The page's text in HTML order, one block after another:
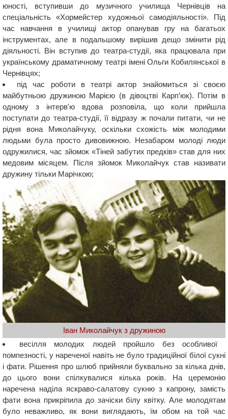
юності, вступивши до музичного училища Чернівців на
спеціальність «Хормейстер художньої самодіяльності». Під
час навчання в училищі актор опанував гру на багатьох
інструментах, але в подальшому вирішив дещо змінити рід
діяльності. Він вступив до театра-студії, яка працювала при
українському драматичному театрі імені Ольги Кобилянської в
Чернівцях;
під час роботи в театрі актор знайомиться зі своєю
майбутньою дружиною Марією (в дівоцтві Карп’юк). Потім в
одному з інтерв'ю вдова розповіла, що коли прийшла
поступати до театра-студії, її відразу ж почали питати, чи не
рідня вона Миколайчуку, оскільки схожість між молодими
людьми була просто дивовижною. Незабаром молоді люди
одружилися, час зйомок «Тіней забутих предків» став для них
медовим місяцем. Після зйомок Миколайчук став називати
дружину тільки Марічкою;
Іван Миколайчук з дружиною
весілля молодих людей пройшло без особливої ​​
помпезності, у нареченої навіть не було традиційної білої сукні
і фати. Рішення про шлюб прийняли буквально за кілька днів,
до цього вони спілкувалися кілька років. На церемонію
наречена наділа яскраво-салатову сукню з капрону, замість
фати вона прикріпила до зачіски білу квітку. Але молодятам
було неважливо, як вони виглядають, їм обом на той час